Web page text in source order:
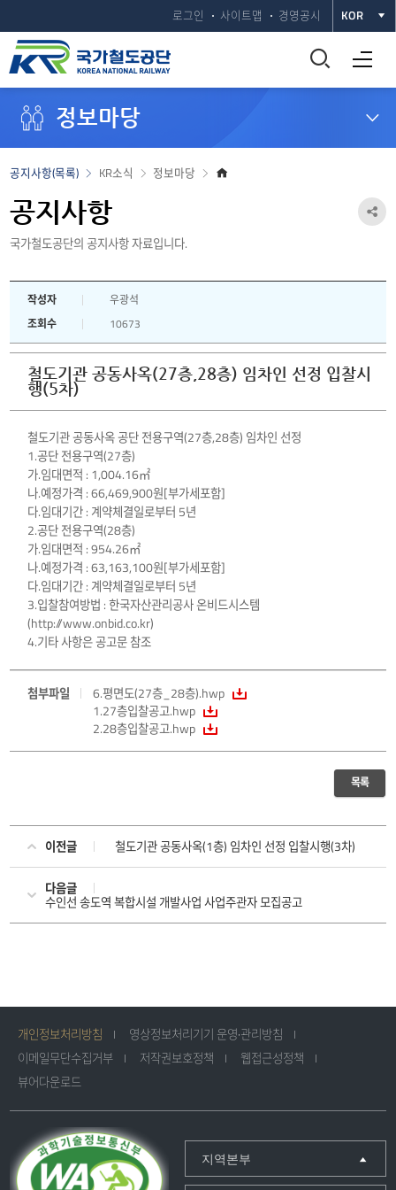
로그인 사이트맵 경영공시 KOR
통
합
기
전체메뉴 열기
정보마당
홈
정보마당
KR소식
공지사항(목록)
공지사항
국가철도공단의 공지사항 자료입니다.
공
작성자
우광석
조회수
10673
철도기관 공동사옥(27층,28층) 임차인 선정 입찰시
행(5차)
철도기관 공동사옥 공단 전용구역(27층,28층) 임차인 선정
1.공단 전용구역(27층)
가.임대면적 : 1,004.16㎡
나.예정가격 : 66,469,900원[부가세포함]
다.임대기간 : 계약체결일로부터 5년
2.공단 전용구역(28층)
가.임대면적 : 954.26㎡
나.예정가격 : 63,163,100원[부가세포함]
다.임대기간 : 계약체결일로부터 5년
3.입찰참여방법 : 한국자산관리공사 온비드시스템
(http://www.onbid.co.kr)
4.기타 사항은 공고문 참조
첨부파일
6.평면도(27층_28층).hwp
1.27층입찰공고.hwp
2.28층입찰공고.hwp
목록
이전글 철도기관 공동사옥(1층) 임차인 선정 입찰시행(3차)
다음글
수인선 송도역 복합시설 개발사업 사업주관자 모집공고
개인정보처리방침
영상정보처리기기 운영·관리방침
이메일무단수집거부
저작권보호정책
웹접근성정책
뷰어다운로드
지역본부